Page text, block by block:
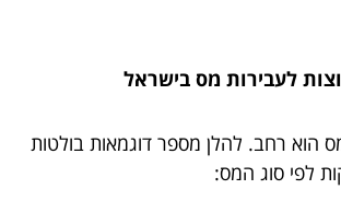
הוא רחב. להלן מספר דוגמאות בולטות
לפי סוג המס: